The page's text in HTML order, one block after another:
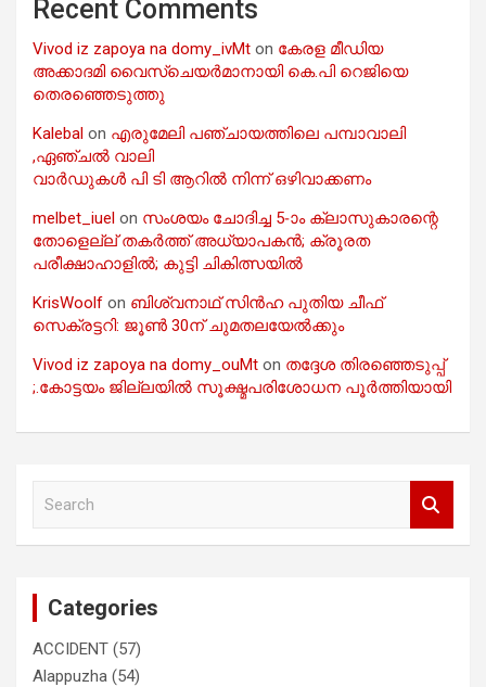
Recent Comments
Vivod iz zapoya na domy_ivMt on കേരള മീഡിയ
അക്കാദമി വൈസ്ചെയർമാനായി കെ.പി റെജിയെ
തെരഞ്ഞെടുത്തു
Kalebal on എരുമേലി പഞ്ചായത്തിലെ പമ്പാവാലി
,ഏഞ്ചൽ വാലി
വാർഡുകൾ പി ടി ആറിൽ നിന്ന് ഒഴിവാക്കണം
melbet_iuel on സംശയം ചോദിച്ച 5-ാം ക്ലാസുകാരന്റെ
തോളെല്ല് തകർത്ത് അധ്യാപകൻ; ക്രൂരത
പരീക്ഷാഹാളിൽ; കുട്ടി ചികിത്സയിൽ
KrisWoolf on ബിശ്വനാഥ് സിൻഹ പുതിയ ചീഫ്
സെക്രട്ടറി: ജൂൺ 30ന് ചുമതലയേൽക്കും
Vivod iz zapoya na domy_ouMt on തദ്ദേശ തിരഞ്ഞെടുപ്പ്
;.കോട്ടയം ജില്ലയിൽ സൂക്ഷ്മപരിശോധന പൂർത്തിയായി
Categories
ACCIDENT (57)
Alappuzha (54)